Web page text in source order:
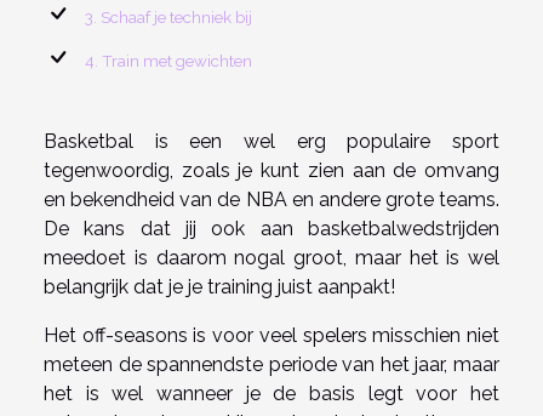
3. Schaaf je techniek bij
4. Train met gewichten
Basketbal is een wel erg populaire sport
tegenwoordig, zoals je kunt zien aan de omvang
en bekendheid van de NBA en andere grote teams.
De kans dat jij ook aan basketbalwedstrijden
meedoet is daarom nogal groot, maar het is wel
belangrijk dat je je training juist aanpakt!
Het off-seasons is voor veel spelers misschien niet
meteen de spannendste periode van het jaar, maar
het is wel wanneer je de basis legt voor het